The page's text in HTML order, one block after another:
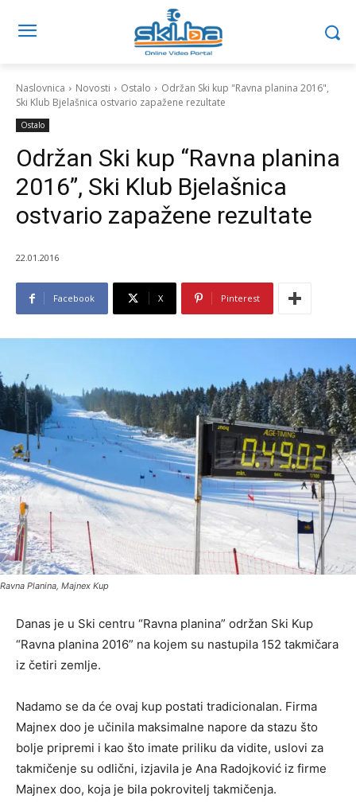
Naslovnica Novosti Ostalo
Održan Ski kup "Ravna planina 2016",
Ski Klub Bjelašnica ostvario zapažene rezultate
Ostalo
Održan Ski kup “Ravna planina
2016”, Ski Klub Bjelašnica
ostvario zapažene rezultate
22.01.2016
Facebook X Pinterest
Ravna Planina, Majnex Kup
Danas je u Ski centru “Ravna planina” održan Ski Kup
“Ravna planina 2016” na kojem su nastupila 152 takmičara
iz četiri zemlje.
Nadamo se da će ovaj kup postati tradicionalan. Firma
Majnex doo je učinila maksimalne napore da stazu što
bolje pripremi i kao što imate priliku da vidite, uslovi za
takmičenje su odlični, izjavila je Ana Radojković iz firme
Majnex doo, koja je bila pokrovitelj takmičenja.